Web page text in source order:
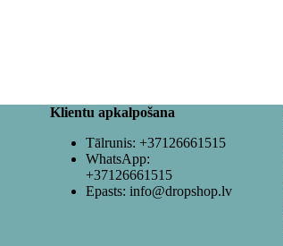
Klientu apkalpošana
Tālrunis: +37126661515
WhatsApp:
+37126661515
Epasts: info@dropshop.lv